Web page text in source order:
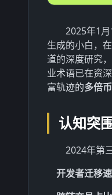
2025年1
生成的小白，
道的深度研究
业术语已在资
富轨迹的多倍
认知突
2024年第
开发者迁移